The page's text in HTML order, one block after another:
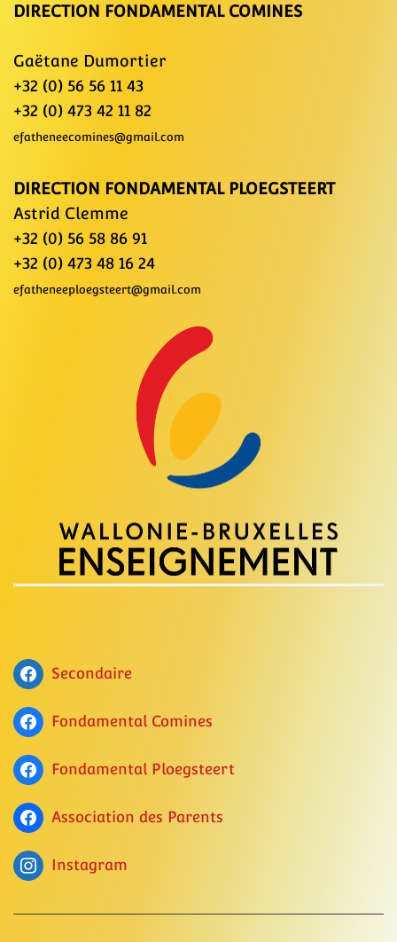
DIRECTION FONDAMENTAL COMINES
Gaëtane Dumortier
+32 (0) 56 56 11 43
+32 (0) 473 42 11 82
efatheneecomines@gmail.com
DIRECTION FONDAMENTAL PLOEGSTEERT
Astrid Clemme
+32 (0) 56 58 86 91
+32 (0) 473 48 16 24
efatheneeploegsteert@gmail.com
Secondaire
Fondamental Comines
Fondamental Ploegsteert
Association des Parents
Instagram